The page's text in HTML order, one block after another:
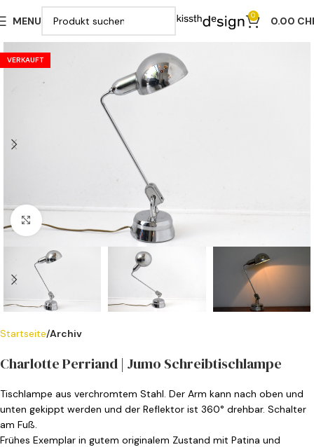
MENU 0 0.00
VERKAUFT
Klicken zu vergrößern
Startseite Archiv
Charlotte Perriand | Jumo Schreibtischlampe
Tischlampe aus verchromtem Stahl. Der Arm kann nach oben und
unten gekippt werden und der Reflektor ist 360° drehbar. Schalter
am Fuß.
Frühes Exemplar in gutem originalem Zustand mit Patina und